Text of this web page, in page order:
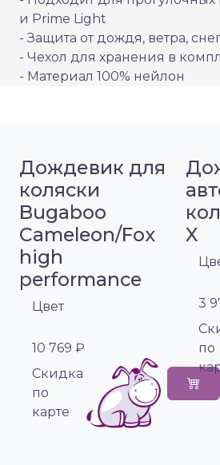
и Prime Light
- Защита от дождя, ветра,
- Чехол для хранения в
- Материал 100% нейлон
Дождевик для
коляски
Bugaboo
Cameleon/Fox
high
performance
Цвет
10 769 ₽
Cкидка
по
карте
X
3
по